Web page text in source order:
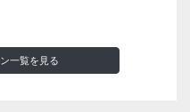
一覧を見る